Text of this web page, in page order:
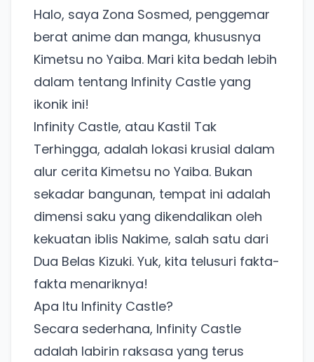
Halo, saya Zona Sosmed, penggemar
berat anime dan manga, khususnya
Kimetsu no Yaiba. Mari kita bedah lebih
dalam tentang Infinity Castle yang
ikonik ini!
Infinity Castle, atau Kastil Tak
Terhingga, adalah lokasi krusial dalam
alur cerita Kimetsu no Yaiba. Bukan
sekadar bangunan, tempat ini adalah
dimensi saku yang dikendalikan oleh
kekuatan iblis Nakime, salah satu dari
Dua Belas Kizuki. Yuk, kita telusuri fakta-
fakta menariknya!
Apa Itu Infinity Castle?
Secara sederhana, Infinity Castle
adalah labirin raksasa yang terus